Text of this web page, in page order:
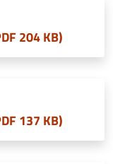
204 KB)
137 KB)